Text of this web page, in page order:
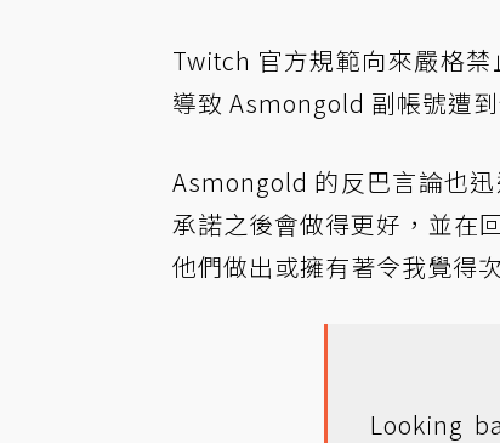
Twitch 官方規範向來嚴格
導致 Asmongold 副帳號遭
Asmongold 的反巴言論也
承諾之後會做得更好，並在
他們做出或擁有著令我覺得
Looking